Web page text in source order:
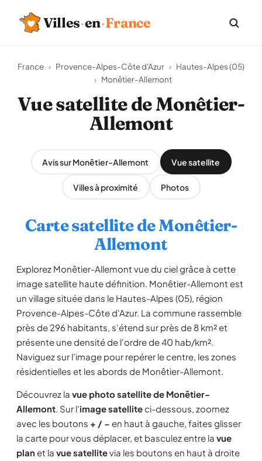
Villes·en·France
France › Provence-Alpes-Côte d'Azur › Hautes-Alpes (05)
› Monêtier-Allemont
Vue satellite de Monêtier-
Allemont
Avis sur Monêtier-Allemont Vue satellite
Villes à proximité Photos
Carte satellite de Monêtier-
Allemont
Explorez Monêtier-Allemont vue du ciel grâce à cette
image satellite haute définition. Monêtier-Allemont est
un village située dans le Hautes-Alpes (05), région
Provence-Alpes-Côte d'Azur. La commune rassemble
près de 296 habitants, s'étend sur près de 8 km² et
présente une densité de l'ordre de 40 hab/km².
Naviguez sur l'image pour repérer le centre, les zones
résidentielles et les abords de Monêtier-Allemont.
Découvrez la vue photo satellite de Monêtier-
Allemont. Sur l'image satelliteci-dessous, zoomez
avec les boutons + / − en haut à gauche, faites glisser
la carte pour vous déplacer, et basculez entre la vue
planet la vue satellitevia les boutons en haut à droite